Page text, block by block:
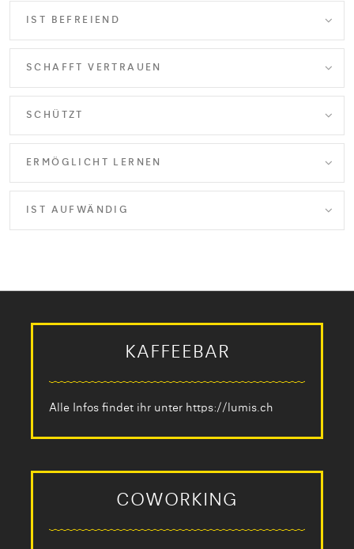
IST BEFREIEND
SCHAFFT VERTRAUEN
SCHÜTZT
ERMÖGLICHT LERNEN
IST AUFWÄNDIG
COWORKING
KAFFEEBAR
Alle Infos findet ihr unter https://lumis.ch